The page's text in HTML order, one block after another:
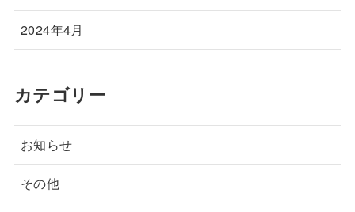
2024年4月
カテゴリー
お知らせ
その他